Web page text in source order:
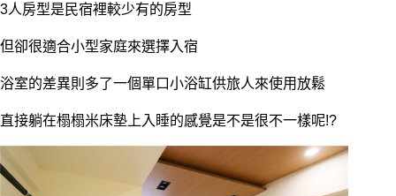
3人房型是民宿裡較少有的房型
但卻很適合小型家庭來選擇入宿
浴室的差異則多了一個單口小浴缸供旅人來使用放鬆
直接躺在榻榻米床墊上入睡的感覺是不是很不一樣呢!?